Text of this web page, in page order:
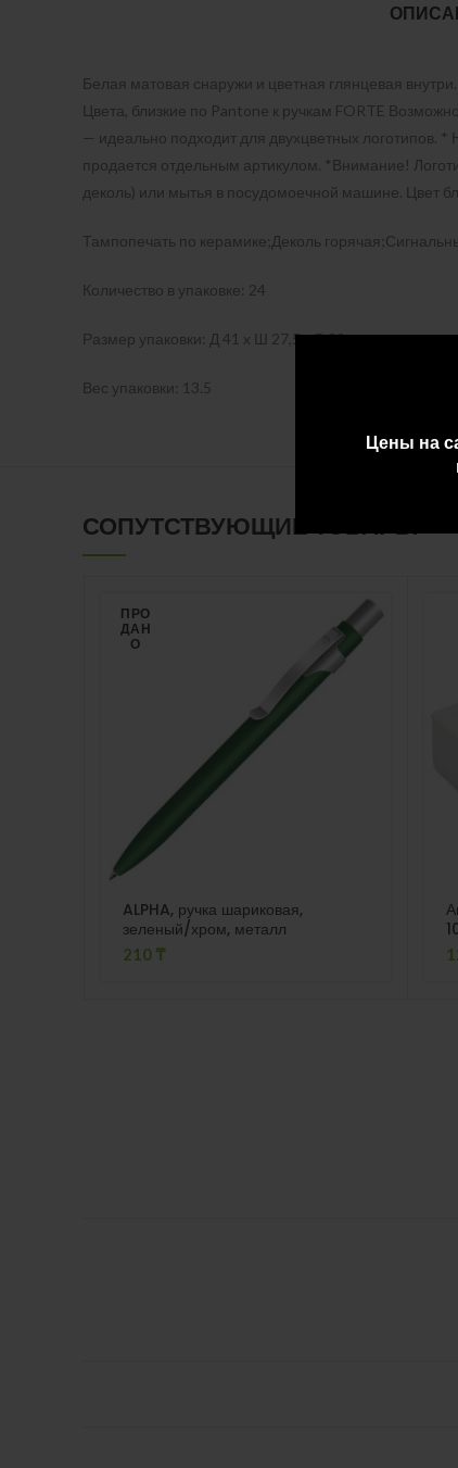
Цены на
Белая матовая снаружи и цветная глянцевая
Цвета, близкие по Pantone к ручкам FORTE
— идеально подходит для двухцветных логотипов.
продается отдельным артикулом. *Внимание!
деколь) или мытья в посудомоечной машине. Цвет
Тампопечать по керамике;Деколь
Количество в упаковке: 24
Размер упаковки: Д 41 x Ш 27,5 x В 32
Вес упаковки: 13.5
СОПУТСТВУЮЩИЕ ТОВАРЫ
ПРО
ДАН
О
ALPHA, ручка шариковая,
зеленый/хром, металл
210 ₸